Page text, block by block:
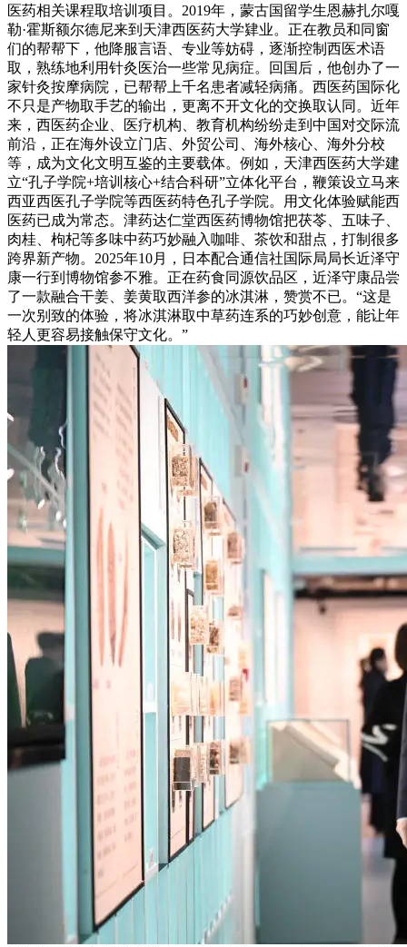
医药相关课程取培训项目。2019年，蒙古国留学生恩赫扎尔嘎
勒·霍斯额尔德尼来到天津西医药大学肄业。正在教员和同窗
们的帮帮下，他降服言语、专业等妨碍，逐渐控制西医术语
取，熟练地利用针灸医治一些常见病症。回国后，他创办了一
家针灸按摩病院，已帮帮上千名患者减轻病痛。西医药国际化
不只是产物取手艺的输出，更离不开文化的交换取认同。近年
来，西医药企业、医疗机构、教育机构纷纷走到中国对交际流
前沿，正在海外设立门店、外贸公司、海外核心、海外分校
等，成为文化文明互鉴的主要载体。例如，天津西医药大学建
立“孔子学院+培训核心+结合科研”立体化平台，鞭策设立马来
西亚西医孔子学院等西医药特色孔子学院。用文化体验赋能西
医药已成为常态。津药达仁堂西医药博物馆把茯苓、五味子、
肉桂、枸杞等多味中药巧妙融入咖啡、茶饮和甜点，打制很多
跨界新产物。2025年10月，日本配合通信社国际局局长近泽守
康一行到博物馆参不雅。正在药食同源饮品区，近泽守康品尝
了一款融合干姜、姜黄取西洋参的冰淇淋，赞赏不已。“这是
一次别致的体验，将冰淇淋取中草药连系的巧妙创意，能让年
轻人更容易接触保守文化。”